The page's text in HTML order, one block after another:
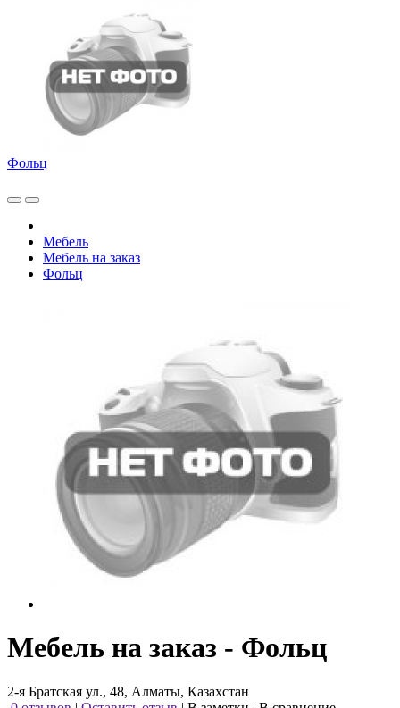
Фольц
Мебель
Мебель на заказ
Фольц
Мебель на заказ - Фольц
2-я Братская ул., 48, Алматы, Казахстан